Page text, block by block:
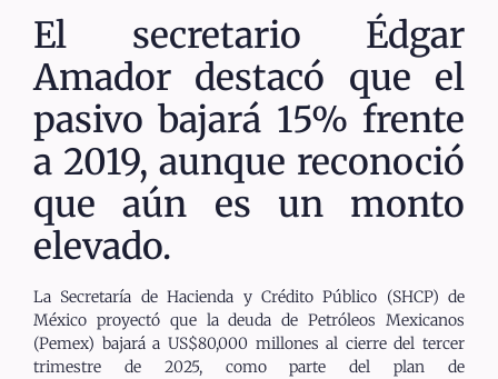
El secretario Édgar
Amador destacó que el
pasivo bajará 15% frente
a 2019, aunque reconoció
que aún es un monto
elevado.
La Secretaría de Hacienda y Crédito Público (SHCP) de
México proyectó que la deuda de Petróleos Mexicanos
(Pemex) bajará a US$80,000 millones al cierre del tercer
trimestre de 2025, como parte del plan de